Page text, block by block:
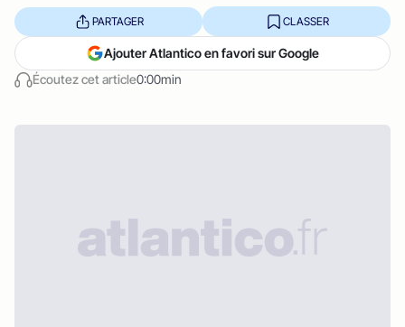
Écoutez cet article0:00min
PARTAGER CLASSER
Ajouter Atlantico en favori sur Google